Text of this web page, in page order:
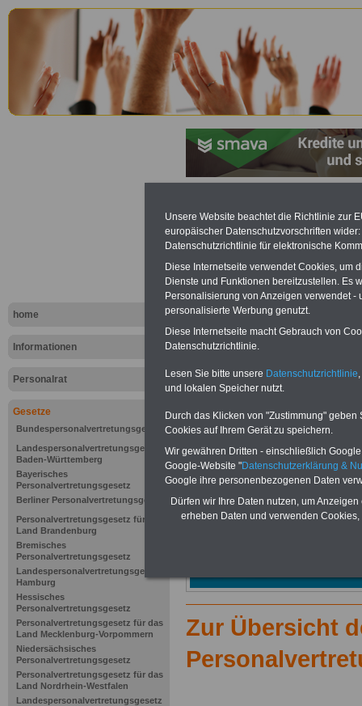
home
Informationen
Personalrat
Gesetze
Bundespersonalvertretungsgesetz
Landespersonalvertretungsgesetz
Baden-Württemberg
Bayerisches
Personalvertretungsgesetz
Berliner Personalvertretungsgesetz
Personalvertretungsgesetz für das
Land Brandenburg
Bremisches
Personalvertretungsgesetz
Landespersonalvertretungsgesetz
Hamburg
Hessisches
Personalvertretungsgesetz
Personalvertretungsgesetz für das
Land Mecklenburg-Vorpommern
Niedersächsisches
Personalvertretungsgesetz
Personalvertretungsgesetz für das
Land Nordrhein-Westfalen
Landespersonalvertretungsgesetz
an
Zur Übersicht
Unsere Website beachtet die Richtlinie zur
europäischer Datenschutzvorschriften
Datenschutzrichtlinie für elektronische
Diese Internetseite verwendet Cookies, um
Dienste und Funktionen bereitzustellen. Es
Personalisierung von Anzeigen verwendet
personalisierte Werbung genutzt.
Diese Internetseite macht Gebrauch von
Datenschutzrichtlinie.
Lesen Sie bitte unsere Datenschutzrichtlinie
und lokalen Speicher nutzt.
Durch das Klicken von "Zustimmung"
Cookies auf Ihrem Gerät zu speichern.
Wir gewähren Dritten - einschließlich
Google-Website "Datenschutzerklärung &
Google ihre personenbezogenen Daten
Dürfen wir Ihre Daten nutzen, um
erheben Daten und verwenden